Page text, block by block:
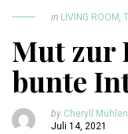
in LIVING ROOM,
Mut zur
bunte
by Cheryll Mühlen
Juli 14, 2021